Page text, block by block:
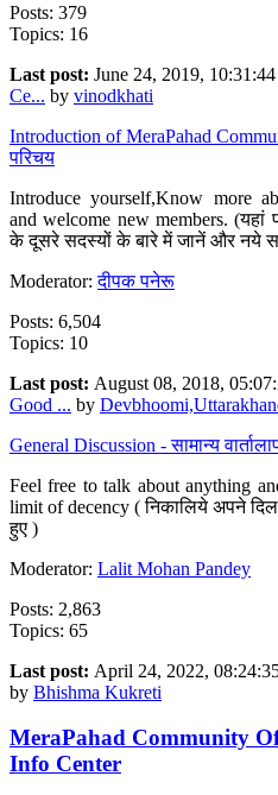
Posts: 379
Topics: 16
Last post: June 24, 2019,
Ce... by vinodkhati
Introduction of MeraPahad
परिचय
Introduce yourself,Know more
and welcome new members. (यहां
के दूसरे सदस्यों के बारे में जानें और नये
Moderator:दीपक पनेरू
Posts: 6,504
Topics: 10
Last post: August 08, 2018,
Good ... by
General Discussion - सामान्य
Feel free to talk about anything
limit of decency ( निकालिये अपने दिल
हुए )
Moderator: Lalit Mohan Pandey
Posts: 2,863
Topics: 65
Last post: April 24, 2022,
by Bhishma Kukreti
MeraPahad Community
Info Center